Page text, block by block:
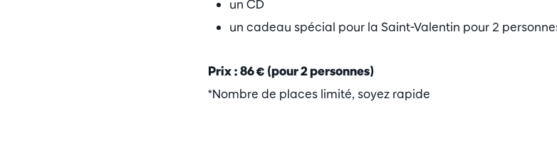
un CD
un cadeau spécial pour la Saint-Valentin pour 2
Prix : 86 € (pour 2 personnes)
*Nombre de places limité, soyez rapide